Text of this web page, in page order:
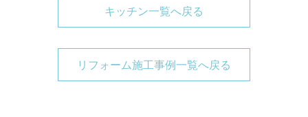
キッチン一覧へ戻る
リフォーム施工事例一覧へ戻る